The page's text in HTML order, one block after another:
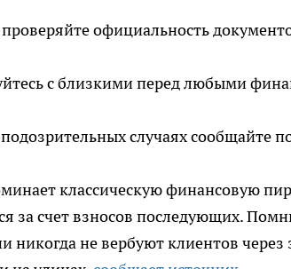
проверяйте официальность
с близкими перед любыми
случаях сообщайте
классическую финансовую
за счет взносов последующих.
никогда не вербуют клиентов